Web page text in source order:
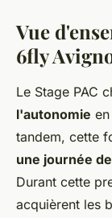
Vue
6fly
Le Stage PAC
l'autonomie
tandem, cette
une journée
Durant cette
acquièrent les